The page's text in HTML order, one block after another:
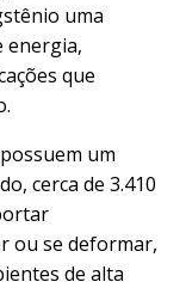
uma
energia,
que
um
cerca de 3.410
ou se deformar,
de alta